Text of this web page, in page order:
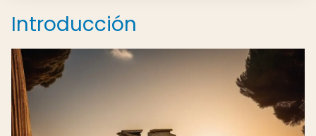
Introducción